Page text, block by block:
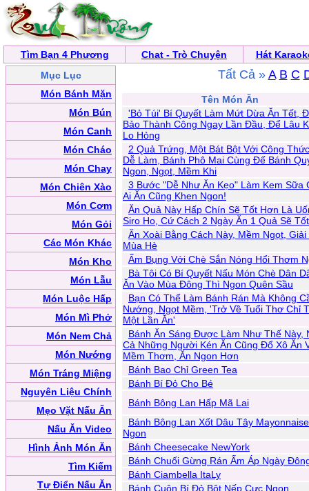
Tìm Bạn 4 Phương Chat - Trò Chuyện
Hát
Mục Lục
Món Bánh Mặn
Món Bún
Món Canh
Món Cháo
Món Chay
Món Chiên Xào
Món Cơm
Món Gỏi
Các Món Khác
Món Kho
Món Lẫu
Món Luộc Hấp
Món Mì Phở
Món Nem Chả
Món Nướng
Món Tráng Miệng
Nguyên Liệu Chính
Mẹo Vặt Nấu Ăn
Nấu Ăn Video
Hình Ảnh Món Ăn
Tìm Kiếm
Tự Điển Nấu Ăn
Tất Cả » A B C
Tên Món Ăn
'Bỏ Túi' Bí Quyết Làm Mứt Dừa Ăn Tết,
Bảo Thành Công Ngay Lần Đầu, Để Lâu
Lo Hỏng
2 Quả Trứng, Một Bát Bột Với Công
Dễ Làm, Bánh Phô Mai Cùng Đế Bánh
Ngon, Ngọt, Mềm Khi
3 Bước "Dễ Như Ăn Kẹo" Làm Kem Sữa
Ai Ăn Cũng Khen Ngon!
Ăn Quả Này Hấp Chín Sẽ Tốt Hơn Là
Siro Ho, Cứ Cách 2 Ngày Ăn 1 Quả Sẽ
Ăn Xoài Bằng Cách Này, Mềm Ngọt, Giải
Mùa Hè
Ấm Bụng Với Chè Sắn Nóng Hổi Thơm
Bà Tôi Có Bí Quyết Nấu Món Chè Dân
Ăn Vào Mùa Đông Thì Ngon Quên Sầu
Bạn Có Thể Làm Bánh Rán Mà Không
Nướng, Ngọt Mềm, 'Trở Về Tuổi Thơ Chỉ
Một Lần Ăn'
Bánh Ăn Sáng Được Làm Như Thế Này,
Cả Những Người Kén Ăn Cũng Đổ Xô Ăn
Mềm Thơm, Ăn Ngon Hơn
Bánh Bao Chỉ Green Tea
Bánh Bí Đỏ Cho Bé
Bánh Bông Lan Hấp Mã Lai
Bánh Bông Lan Xốt Dâu Tây
Ngon
Bánh Cheesecake NewYork
Bánh Chuối Gừng Rán Ấm Áp Ngày
Bánh Ciambella ItaLy
Bánh Cuộn Bí Đỏ Bột Nếp Cực Ngon